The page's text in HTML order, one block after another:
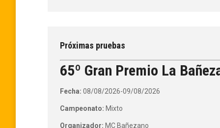
Próximas pruebas
65º Gran Premio La
Fecha: 08/08/2026-09/08/2026
Campeonato: Mixto
Organizador: MC Bañezano